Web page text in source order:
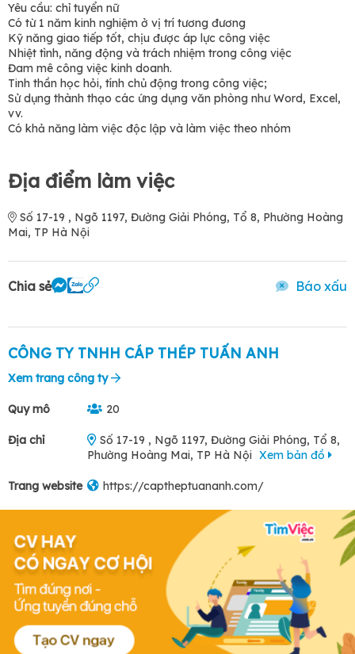
Yêu cầu: chỉ tuyển nữ
Có từ 1 năm kinh nghiệm ở vị trí tương đương
Kỹ năng giao tiếp tốt, chịu được áp lực công việc
Nhiệt tình, năng động và trách nhiệm trong công việc
Đam mê công việc kinh doanh.
Tinh thần học hỏi, tính chủ động trong công việc;
Sử dụng thành thạo các ứng dụng văn phòng như Word, Excel,
vv.
Có khả năng làm việc độc lập và làm việc theo nhóm
Địa điểm làm việc
Số 17-19 , Ngõ 1197, Đường Giải Phóng, Tổ 8, Phường Hoàng
Mai, TP Hà Nội
Chia sẻ Báo xấu
CÔNG TY TNHH CÁP THÉP TUẤN ANH
Xem trang công ty
Quy mô 20
Địa chỉ
Số 17-19 , Ngõ 1197, Đường Giải Phóng, Tổ 8,
Phường Hoàng Mai, TP Hà Nội Xem bản đồ
Trang website https://captheptuananh.com/